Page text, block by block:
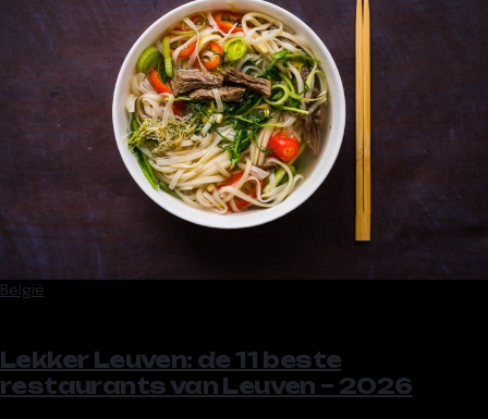
België
Lekker Leuven: de 11 beste
restaurants van Leuven – 2026